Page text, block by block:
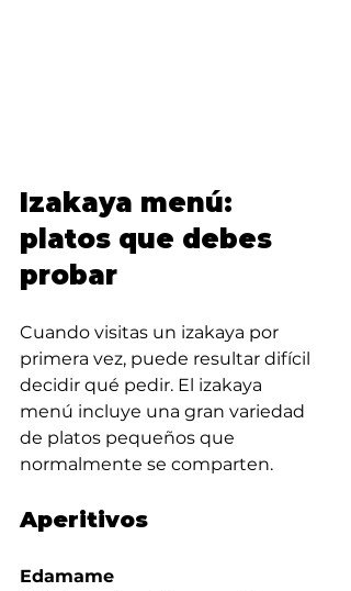
Izakaya menú:
platos que debes
probar
Cuando visitas un izakaya por
primera vez, puede resultar difícil
decidir qué pedir. El izakaya
menú incluye una gran variedad
de platos pequeños que
normalmente se comparten.
Aperitivos
Edamame